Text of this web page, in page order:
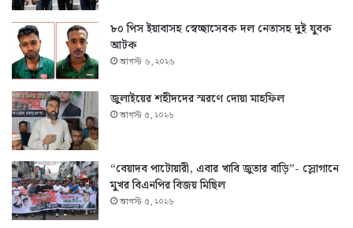
৮০ পিস ইয়াবাসহ স্বেচ্ছাসেবক দল নেতাসহ দুই যুবক
আটক
আগস্ট ৬, ২০২৬
জুলাইয়ের শহীদদের স্মরণে দোয়া মাহফিল
আগস্ট ৫, ২০২৬
“বেয়াদব পাটোয়ারী, এবার খাবি জুতার বাড়ি”- স্লোগানে
মুখর বিএনপির বিজয় মিছিল
আগস্ট ৫, ২০২৬